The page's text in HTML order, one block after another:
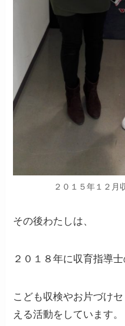
２０１５年１２月
その後わたしは、
２０１８年に収育指導士
こども収検やお片づけ
える活動をしています。